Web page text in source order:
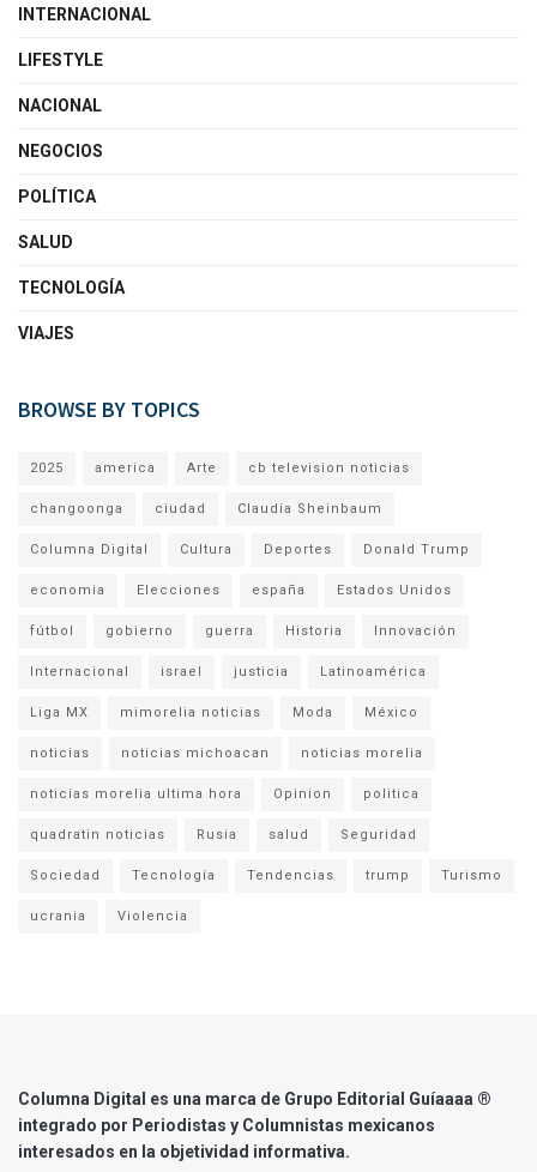
INTERNACIONAL
LIFESTYLE
NACIONAL
NEGOCIOS
POLÍTICA
SALUD
TECNOLOGÍA
VIAJES
BROWSE BY TOPICS
2025 america Arte cb television noticias
changoonga ciudad Claudia Sheinbaum
Columna Digital Cultura Deportes Donald Trump
economia Elecciones españa Estados Unidos
fútbol gobierno guerra Historia Innovación
Internacional israel justicia Latinoamérica
Liga MX mimorelia noticias Moda México
noticias noticias michoacan noticias morelia
noticias morelia ultima hora Opinion politica
quadratin noticias Rusia salud Seguridad
Sociedad Tecnología Tendencias trump Turismo
ucrania Violencia
Columna Digital es una marca de Grupo Editorial Guíaaaa ®
integrado por Periodistas y Columnistas mexicanos
interesados en la objetividad informativa.